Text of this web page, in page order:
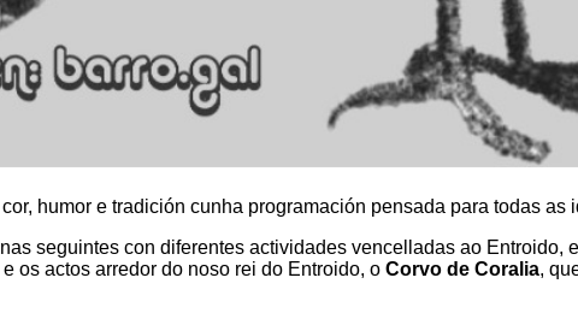
humor e tradición cunha programación pensada para todas as
seguintes con diferentes actividades vencelladas ao Entroido,
e os actos arredor do noso rei do Entroido, o Corvo de Coralia,